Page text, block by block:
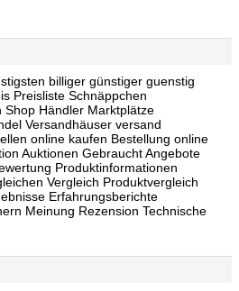
billiger günstiger guenstig
Preisliste Schnäppchen
Händler Marktplätze
Versandhäuser versand
online kaufen Bestellung online
Auktionen Gebraucht Angebote
Produktinformationen
Vergleich Produktvergleich
Erfahrungsberichte
Meinung Rezension Technische